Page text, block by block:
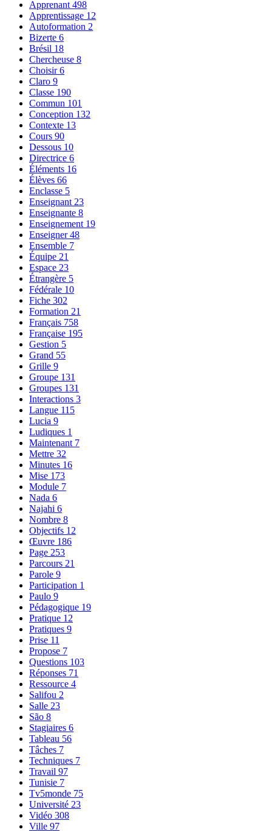
Apprenant 498
Apprentissage 12
Autoformation 2
Bizerte 6
Brésil 18
Chercheuse 8
Choisir6
Claro 9
Classe 190
Commun 101
Conception 132
Contexte 13
Cours 90
Dessous 10
Directrice 6
Éléments 16
Élèves 66
Enclasse 5
Enseignant 23
Enseignante 8
Enseignement 19
Enseigner48
Ensemble 7
Équipe 21
Espace 23
Étrangère 5
Fédérale 10
Fiche 302
Formation 21
Français 758
Française 195
Gestion 5
Grand 55
Grille 9
Groupe 131
Groupes 131
Interactions 3
Langue 115
Lucia 9
Ludiques 1
Maintenant 7
Mettre 32
Minutes 16
Mise 173
Module 7
Nada 6
Najahi 6
Nombre 8
Objectifs 12
Œuvre 186
Page 253
Parcours 21
Parole 9
Participation 1
Paulo 9
Pédagogique 19
Pratique 12
Pratiques 9
Prise 11
Propose 7
Questions 103
Réponses 71
Ressource 4
Salifou 2
Salle 23
São 8
Stagiaires 6
Tableau 56
Tâches 7
Techniques 7
Travail 97
Tunisie 7
Tv5monde 75
Université 23
Vidéo 308
Ville 97